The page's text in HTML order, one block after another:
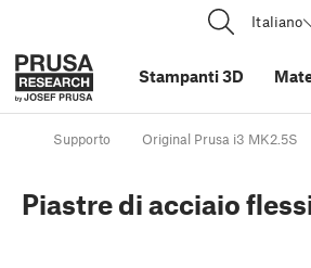
Italiano
Stampanti 3D
Supporto Original Prusa i3 MK2.5S
Piastre di acciaio